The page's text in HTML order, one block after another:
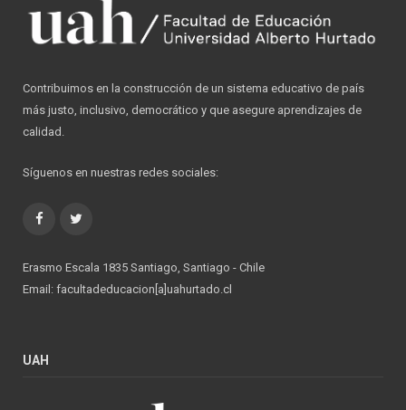
Contribuimos en la construcción de un sistema educativo de país
más justo, inclusivo, democrático y que asegure aprendizajes de
calidad.
Síguenos en nuestras redes sociales:
Facebook
Erasmo Escala 1835 Santiago, Santiago - Chile
Email: facultadeducacion[a]uahurtado.cl
UAH